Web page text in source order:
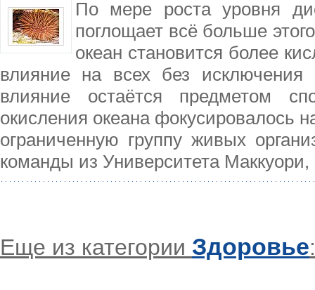
По мере роста уровня
поглощает всё больше
океан становится более
влияние на всех без исключения
влияние остаётся предметом
окисления океана фокусировалось
ограниченную группу живых
команды из Университета
Еще из категории Здоровье: